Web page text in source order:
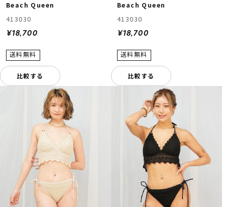
Beach Queen
413030
¥18,700
比較する
Beach Queen
413030
¥18,700
比較する